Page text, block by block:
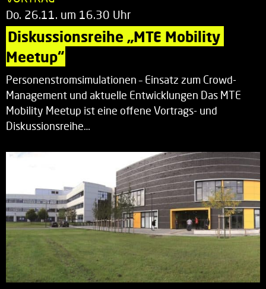
Do. 26.11. um 16.30 Uhr
Diskussionsreihe „MTE Mobility
Meetup“
Personenstromsimulationen – Einsatz zum Crowd-
Management und aktuelle Entwicklungen Das MTE
Mobility Meetup ist eine offene Vortrags- und
Diskussionsreihe…